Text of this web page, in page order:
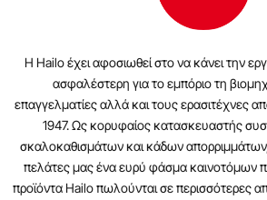
Η Hailo έχει αφοσιωθεί στο να κάνει την
ασφαλέστερη για το εμπόριο τη
επαγγελματίες αλλά και τους ερασιτέχνες
1947. Ως κορυφαίος κατασκευαστής
σκαλοκαθισμάτων και κάδων
πελάτες μας ένα ευρύ φάσμα καινοτόμων
προϊόντα Hailo πωλούνται σε περισσότερες